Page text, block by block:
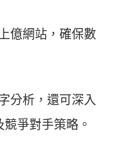
億網站，確保數
分析，還可深入
爭對手策略。